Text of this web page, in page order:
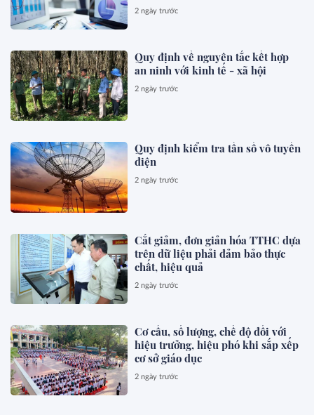
2 ngày trước
Quy định về nguyên tắc kết hợp
an ninh với kinh tế - xã hội
2 ngày trước
Quy định kiểm tra tần số vô tuyến
điện
2 ngày trước
Cắt giảm, đơn giản hóa TTHC dựa
trên dữ liệu phải đảm bảo thực
chất, hiệu quả
2 ngày trước
Cơ cấu, số lượng, chế độ đối với
hiệu trưởng, hiệu phó khi sắp xếp
cơ sở giáo dục
2 ngày trước